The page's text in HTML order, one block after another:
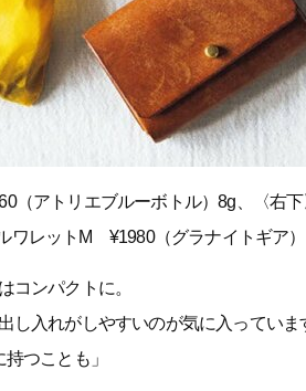
アトリエブルーボトル）8g、〈右
ワレットM ¥1980（グラナイトギア
コンパクトに。
し入れがしやすいのが気に入っていま
つことも」